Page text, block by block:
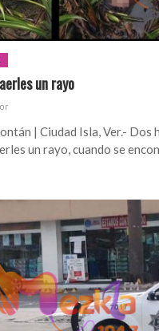
un rayo
| Ciudad Isla, Ver.- Dos
un rayo, cuando se